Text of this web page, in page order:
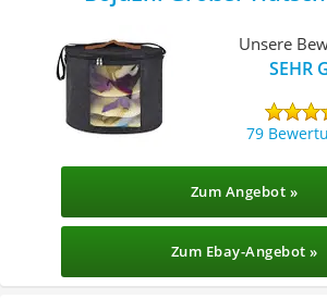
Unsere
SEHR
79
Zum Angebot »
Zum Ebay-Angebot »